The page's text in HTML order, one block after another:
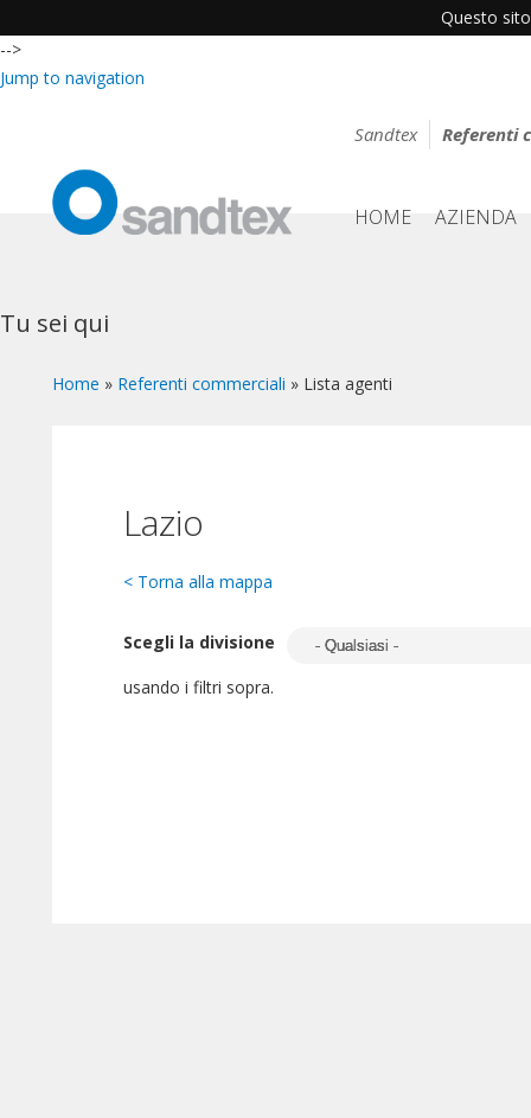
Questo
-->
Jump to navigation
Sandtex Referenti
HOME AZIENDA
Tu sei qui
Home » Referenti commerciali » Lista agenti
Lazio
< Torna alla mappa
Scegli la divisione
usando i filtri sopra.